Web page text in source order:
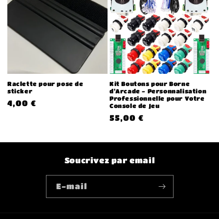
Raclette pour pose de
sticker
Prix
4,00 €
Kit Boutons pour Borne
d'Arcade - Personnalisation
Professionnelle pour Votre
Console de Jeu
Prix
55,00 €
Soucrivez par email
E-mail